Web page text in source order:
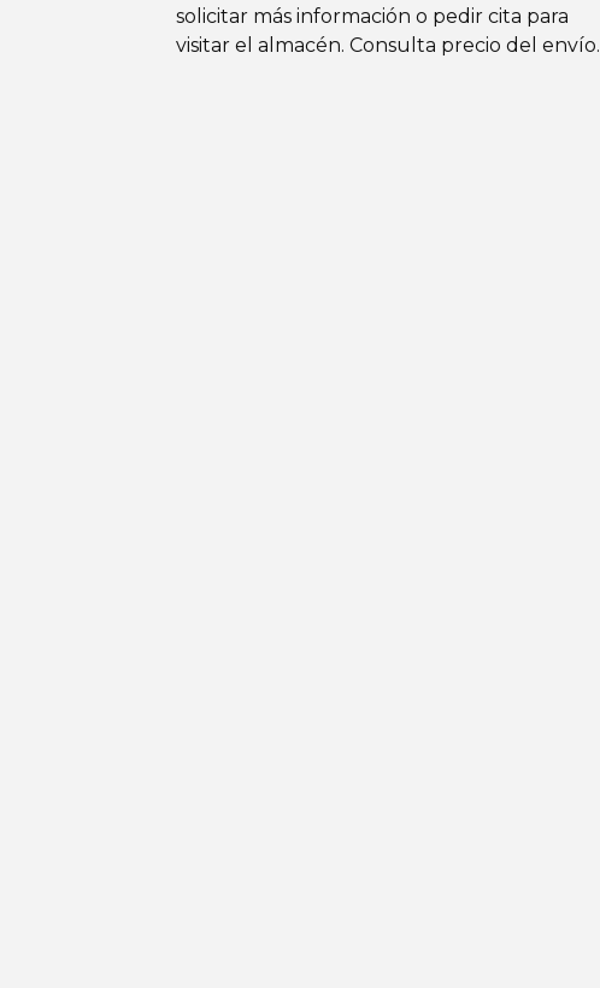
solicitar más información o pedir cita para
visitar el almacén. Consulta precio del envío.